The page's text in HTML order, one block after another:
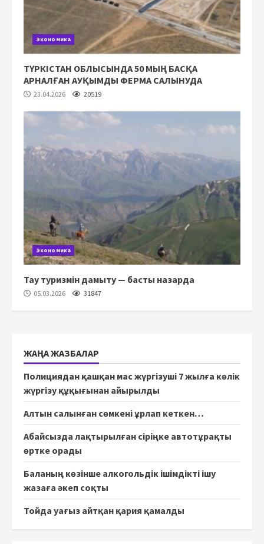
Экономика
ТҮРКІСТАН ОБЛЫСЫНДА 50 МЫҢ БАСҚА
АРНАЛҒАН АУҚЫМДЫ ФЕРМА САЛЫНУДА
23.04.2026 20519
Экономика
Тау туризмін дамыту — басты назарда
05.03.2026 31847
ЖАҢА ЖАЗБАЛАР
Полициядан қашқан мас жүргізуші 7 жылға көлік
жүргізу құқығынан айырылды
Алтын салынған сөмкені ұрлап кеткен…
Абайсызда лақтырылған сіріңке автотұрақты
өртке орады
Баланың көзінше алкогольдік ішімдікті ішу
жазаға әкеп соқты
Тойда уағыз айтқан қария қамалды